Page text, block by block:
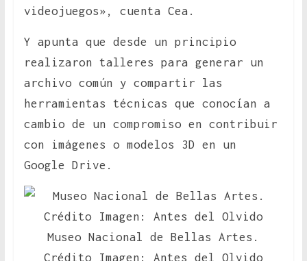
videojuegos», cuenta Cea.
Y apunta que desde un principio
realizaron talleres para generar un
archivo común y compartir las
herramientas técnicas que conocían a
cambio de un compromiso en contribuir
con imágenes o modelos 3D en un
Google Drive.
Museo Nacional de Bellas Artes.
Crédito Imagen: Antes del Olvido